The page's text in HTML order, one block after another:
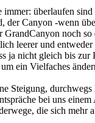
überlaufen
der Canyon -wenn
noch
leerer und
ja nicht gleich bis zur
ein Vielfaches
Steigung,
bei uns
die sich mehr